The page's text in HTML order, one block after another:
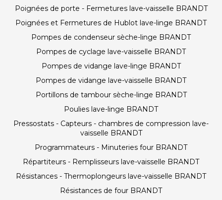
Poignées de porte - Fermetures lave-vaisselle BRANDT
Poignées et Fermetures de Hublot lave-linge BRANDT
Pompes de condenseur sèche-linge BRANDT
Pompes de cyclage lave-vaisselle BRANDT
Pompes de vidange lave-linge BRANDT
Pompes de vidange lave-vaisselle BRANDT
Portillons de tambour sèche-linge BRANDT
Poulies lave-linge BRANDT
Pressostats - Capteurs - chambres de compression lave-
vaisselle BRANDT
Programmateurs - Minuteries four BRANDT
Répartiteurs - Remplisseurs lave-vaisselle BRANDT
Résistances - Thermoplongeurs lave-vaisselle BRANDT
Résistances de four BRANDT